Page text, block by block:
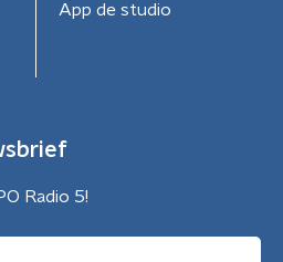
App de studio
Radio 5!